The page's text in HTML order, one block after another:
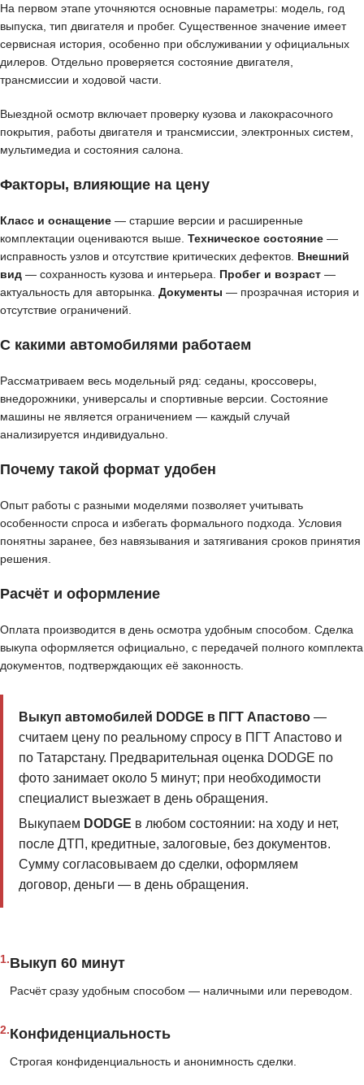
На первом этапе уточняются основные параметры: модель, год
выпуска, тип двигателя и пробег. Существенное значение имеет
сервисная история, особенно при обслуживании у официальных
дилеров. Отдельно проверяется состояние двигателя,
трансмиссии и ходовой части.
Выездной осмотр включает проверку кузова и лакокрасочного
покрытия, работы двигателя и трансмиссии, электронных систем,
мультимедиа и состояния салона.
Факторы, влияющие на цену
Класс и оснащение — старшие версии и расширенные
комплектации оцениваются выше. Техническое состояние —
исправность узлов и отсутствие критических дефектов. Внешний
вид — сохранность кузова и интерьера. Пробег и возраст —
актуальность для авторынка. Документы — прозрачная история и
отсутствие ограничений.
С какими автомобилями работаем
Рассматриваем весь модельный ряд: седаны, кроссоверы,
внедорожники, универсалы и спортивные версии. Состояние
машины не является ограничением — каждый случай
анализируется индивидуально.
Почему такой формат удобен
Опыт работы с разными моделями позволяет учитывать
особенности спроса и избегать формального подхода. Условия
понятны заранее, без навязывания и затягивания сроков принятия
решения.
Расчёт и оформление
Оплата производится в день осмотра удобным способом. Сделка
выкупа оформляется официально, с передачей полного комплекта
документов, подтверждающих её законность.
Выкуп автомобилей DODGE в ПГТ Апастово—
считаем цену по реальному спросу в ПГТ Апастово и
по Татарстану. Предварительная оценка DODGE по
фото занимает около 5 минут; при необходимости
специалист выезжает в день обращения.
Выкупаем DODGE в любом состоянии: на ходу и нет,
после ДТП, кредитные, залоговые, без документов.
Сумму согласовываем до сделки, оформляем
договор, деньги — в день обращения.
1.Выкуп 60 минут
Расчёт сразу удобным способом — наличными или переводом.
2.Конфиденциальность
Строгая конфиденциальность и анонимность сделки.